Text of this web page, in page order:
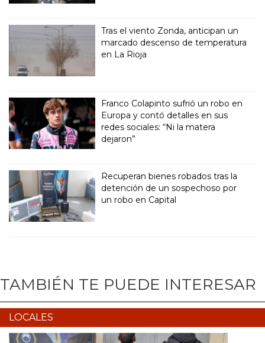
Tras el viento Zonda, anticipan un
marcado descenso de temperatura
en La Rioja
Franco Colapinto sufrió un robo en
Europa y contó detalles en sus
redes sociales: “Ni la matera
dejaron”
Recuperan bienes robados tras la
detención de un sospechoso por
un robo en Capital
TAMBIÉN TE PUEDE INTERESAR
LOCALES